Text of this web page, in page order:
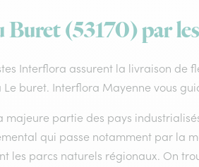
Buret (53170) par
Interflora assurent la livraison de
Le buret. Interflora Mayenne vous
majeure partie des pays
qui passe notamment par la
les parcs naturels régionaux. On